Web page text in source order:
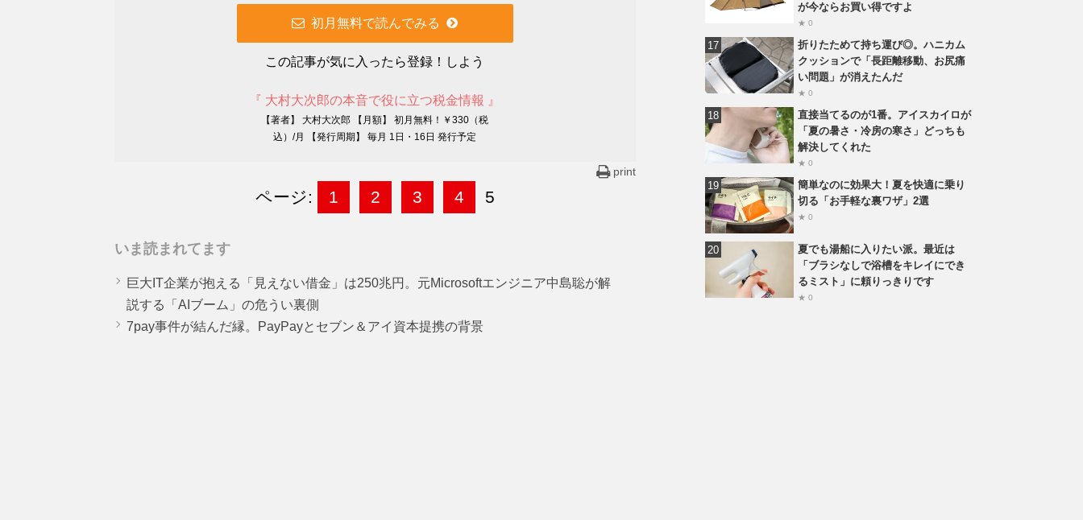
初月無料で読んでみる
この記事が気に入ったら登録！しよう
『 大村大次郎の本音で役に立つ税金情報 』
【著者】 大村大次郎 【月額】 初月無料！￥330（税
込）/月 【発行周期】 毎月 1日・16日 発行予定
print
ページ: 1 2 3 4 5
いま読まれてます
巨大IT企業が抱える「見えない借金」は250兆円。元Microsoftエンジニア中島聡が解
説する「AIブーム」の危うい裏側
7pay事件が結んだ縁。PayPayとセブン＆アイ資本提携の背景
が今ならお買い得ですよ
★ 0
折りたためて持ち運び◎。ハニカム
クッションで「長距離移動、お尻痛
い問題」が消えたんだ
★ 0
直接当てるのが1番。アイスカイロが
「夏の暑さ・冷房の寒さ」どっちも
解決してくれた
★ 0
簡単なのに効果大！夏を快適に乗り
切る「お手軽な裏ワザ」2選
★ 0
夏でも湯船に入りたい派。最近は
「ブラシなしで浴槽をキレイにでき
るミスト」に頼りっきりです
★ 0